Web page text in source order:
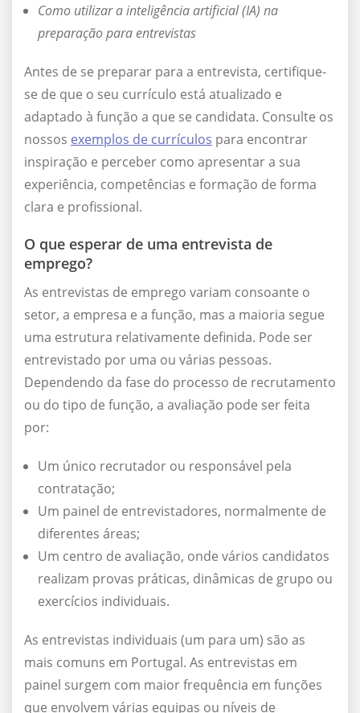
Como utilizar a inteligência artificial (IA) na
preparação para entrevistas
Antes de se preparar para a entrevista, certifique-
se de que o seu currículo está atualizado e
adaptado à função a que se candidata. Consulte os
nossos exemplos de currículos para encontrar
inspiração e perceber como apresentar a sua
experiência, competências e formação de forma
clara e profissional.
O que esperar de uma entrevista de
emprego?
As entrevistas de emprego variam consoante o
setor, a empresa e a função, mas a maioria segue
uma estrutura relativamente definida. Pode ser
entrevistado por uma ou várias pessoas.
Dependendo da fase do processo de recrutamento
ou do tipo de função, a avaliação pode ser feita
por:
Um único recrutador ou responsável pela
contratação;
Um painel de entrevistadores, normalmente de
diferentes áreas;
Um centro de avaliação, onde vários candidatos
realizam provas práticas, dinâmicas de grupo ou
exercícios individuais.
As entrevistas individuais (um para um) são as
mais comuns em Portugal. As entrevistas em
painel surgem com maior frequência em funções
que envolvem várias equipas ou níveis de